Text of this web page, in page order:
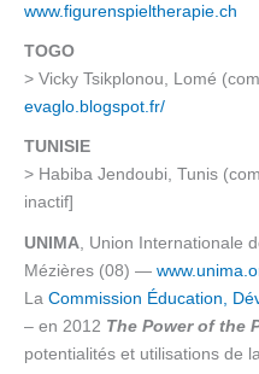
www.figurenspieltherapie.ch
TOGO
> Vicky Tsikplonou, Lomé
evaglo.blogspot.fr/
TUNISIE
> Habiba Jendoubi, Tunis
inactif]
UNIMA , Union Internationale
Mézières (08) —
La Commission Éducation,
– en 2012 The Power of the
potentialités et utilisations de